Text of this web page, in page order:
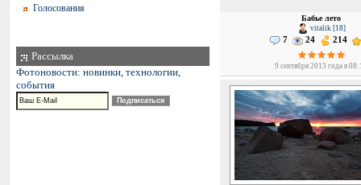
Голосования
Рассылка
Фотоновости: новинки, технологии,
события
Бабье лето
vitalik [18]
7 24 214
9 сентября 2013 года в